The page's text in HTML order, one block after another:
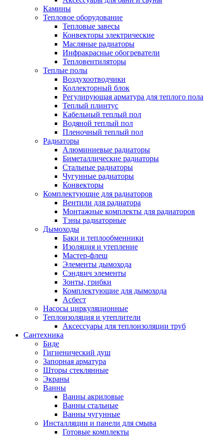
Камины
Тепловое оборудование
Тепловые завесы
Конвекторы электрические
Масляные радиаторы
Инфракрасные обогреватели
Тепловентиляторы
Теплые полы
Воздухоотводчики
Коллекторный блок
Регулирующая арматура для теплого пола
Теплый плинтус
Кабельный теплый пол
Водяной теплый пол
Пленочный теплый пол
Радиаторы
Алюминиевые радиаторы
Биметаллические радиаторы
Стальные радиаторы
Чугунные радиаторы
Конвекторы
Комплектующие для радиаторов
Вентили для радиатора
Монтажные комплекты для радиаторов
Тэны радиаторные
Дымоходы
Баки и теплообменники
Изоляция и утепление
Мастер-флеш
Элементы дымохода
Сэндвич элементы
Зонты, грибки
Комплектующие для дымохода
Асбест
Насосы циркуляционные
Теплоизоляция и утеплители
Аксессуары для теплоизоляции труб
Сантехника
Биде
Гигиенический душ
Запорная арматура
Шторы стеклянные
Экраны
Ванны
Ванны акриловые
Ванны стальные
Ванны чугунные
Инсталляции и панели для смыва
Готовые комплекты